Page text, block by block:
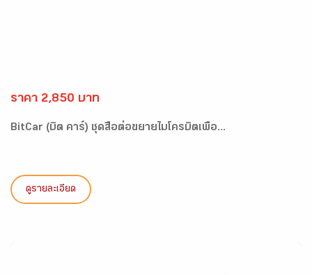
ราคา 2,850 บาท
BitCar (บิต คาร์) ชุดสื่อต่อขยายไมโครบิตเพื่อ...
ดูรายละเอียด